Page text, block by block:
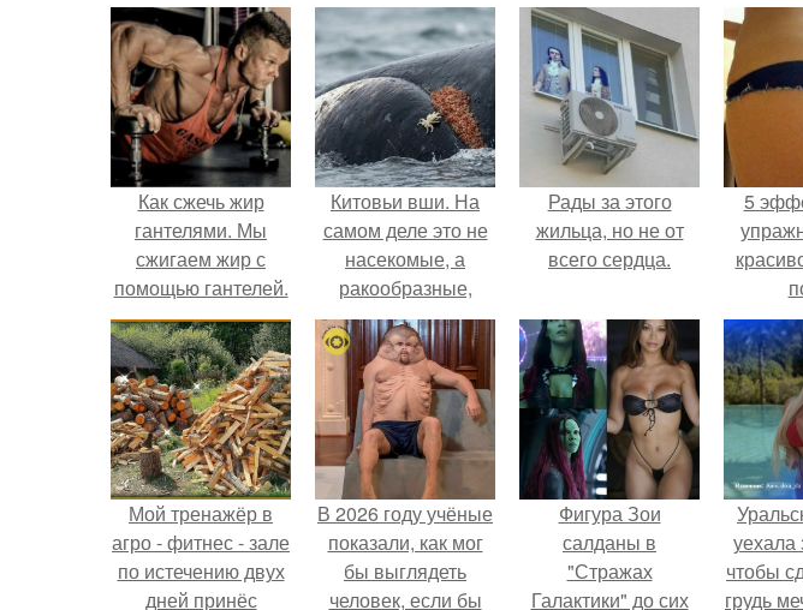
Как сжечь жир
гантелями. Мы
сжигаем жир с
помощью гантелей.
Китовьи вши. На
самом деле это не
насекомые, а
ракообразные,
относящиеся к
бокоплавам.
Рады за этого
жильца, но не от
всего сердца.
5
Мой тренажёр в
агро - фитнес - зале
по истечению двух
дней принёс
В 2026 году учёные
показали, как мог
бы выглядеть
человек, если бы
Фигура Зои
салданы в
"Стражах
Галактики" до сих
уехала
чтобы
грудь